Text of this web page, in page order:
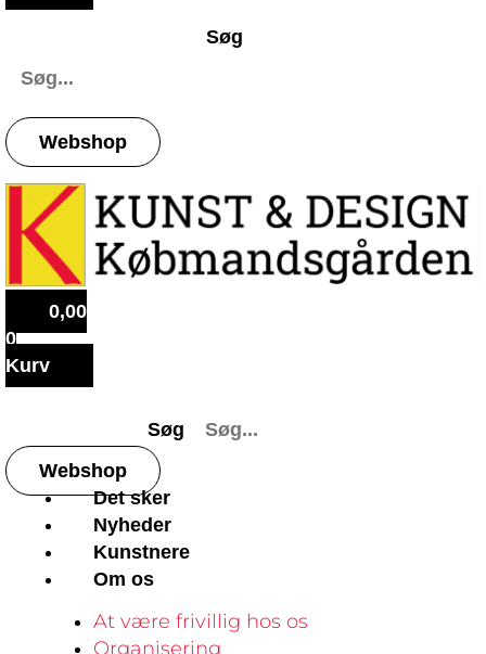
Søg
Webshop
0,00
0
Kurv
Søg
Webshop
Det sker
Nyheder
Kunstnere
Om os
At være frivillig hos os
Organisering